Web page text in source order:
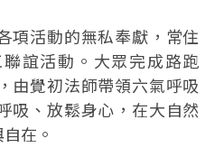
項活動的無私奉獻，常住
誼活動。大眾完成路跑
由覺初法師帶領六氣呼吸
吸、放鬆身心，在大自然
在。